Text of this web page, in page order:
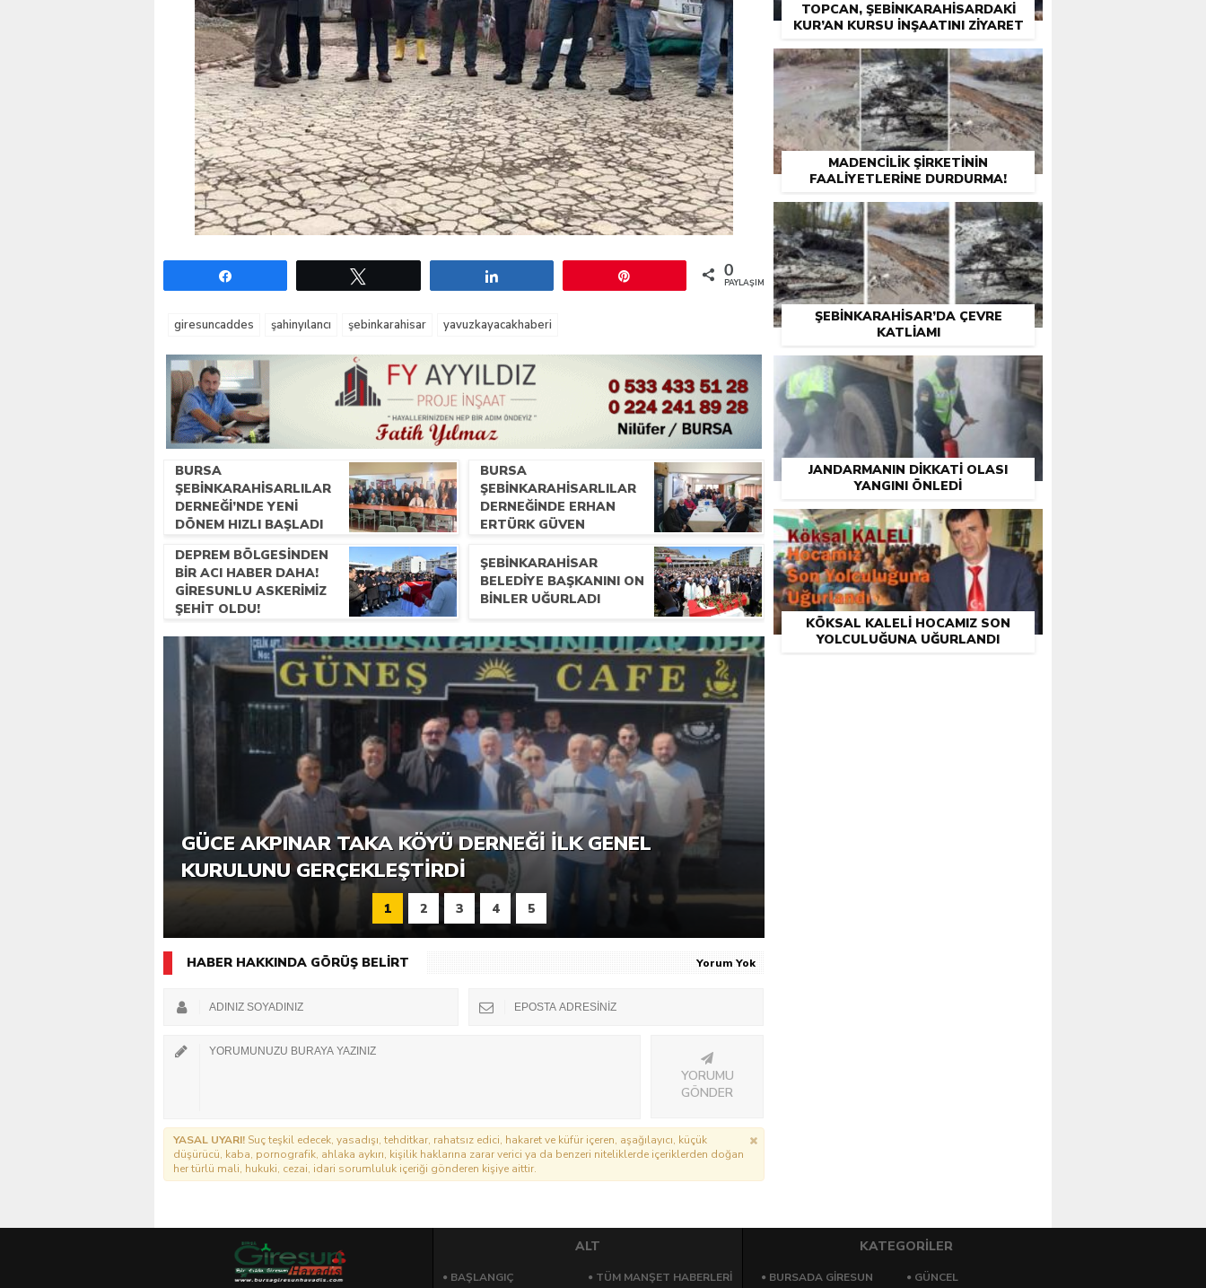
0
PAYLAŞIMLAR
giresuncaddes şahinyılancı şebinkarahisar yavuzkayacakhaberi
BURSA
ŞEBINKARAHISARLILAR
DERNEĞI’NDE YENI
DÖNEM HIZLI BAŞLADI
BURSA
ŞEBINKARAHISARLILAR
DERNEĞINDE ERHAN
ERTÜRK GÜVEN
DEPREM BÖLGESINDEN
BIR ACI HABER DAHA!
GIRESUNLU ASKERIMIZ
ŞEHIT OLDU!
ŞEBINKARAHISAR
BELEDIYE BAŞKANINI ON
BINLER UĞURLADI
6. GÜCE TEKKEKÖY DERNEĞI PIKNIK ŞÖLENI YOĞUN
KATILIMLA GERÇEKLEŞTI
GÜCE AKPINAR TAKA KÖYÜ DERNEĞI İLK GENEL
KURULUNU GERÇEKLEŞTIRDI
1 2 3 4 5
HABER HAKKINDA GÖRÜŞ BELİRT Yorum Yok
YORUMU
GÖNDER
YASAL UYARI! Suç teşkil edecek, yasadışı, tehditkar, rahatsız edici, hakaret ve küfür içeren, aşağılayıcı, küçük
düşürücü, kaba, pornografik, ahlaka aykırı, kişilik haklarına zarar verici ya da benzeri niteliklerde içeriklerden doğan
her türlü mali, hukuki, cezai, idari sorumluluk içeriği gönderen kişiye aittir.
TOPCAN, ŞEBINKARAHISARDAKI
KUR’AN KURSU İNŞAATINI ZIYARET
MADENCILIK ŞIRKETININ
FAALIYETLERINE DURDURMA!
ŞEBINKARAHISAR’DA ÇEVRE
KATLIAMI
JANDARMANIN DIKKATI OLASI
YANGINI ÖNLEDI
KÖKSAL KALELI HOCAMIZ SON
YOLCULUĞUNA UĞURLANDI
ALT
BAŞLANGIÇ TÜM MANŞET HABERLERİ
KATEGORİLER
BURSADA GİRESUN GÜNCEL